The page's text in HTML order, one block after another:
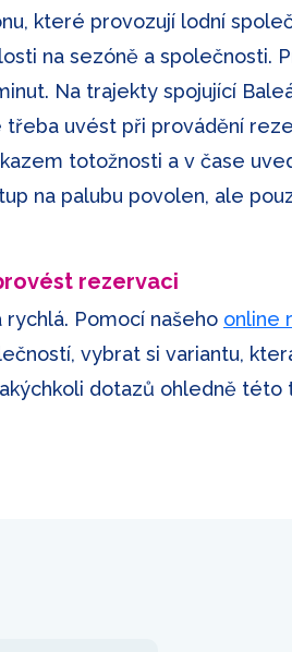
které provozují lodní
na sezóně a společnosti.
Na trajekty spojující
uvést při provádění
totožnosti a v čase
na palubu povolen, ale
rezervaci
Pomocí našeho online
vybrat si variantu,
dotazů ohledně této